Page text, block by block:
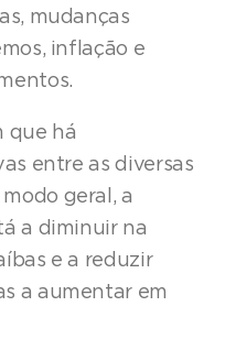
mudanças
inflação e
que há
entre as diversas
geral, a
a diminuir na
e a reduzir
a aumentar em